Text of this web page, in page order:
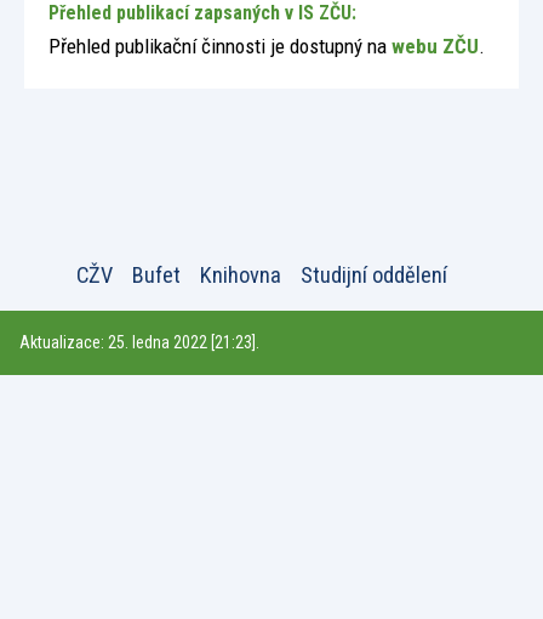
Přehled publikací zapsaných v IS ZČU:
Přehled publikační činnosti je dostupný na webu ZČU.
CŽV Bufet Knihovna Studijní oddělení
Aktualizace: 25. ledna 2022 [21:23].